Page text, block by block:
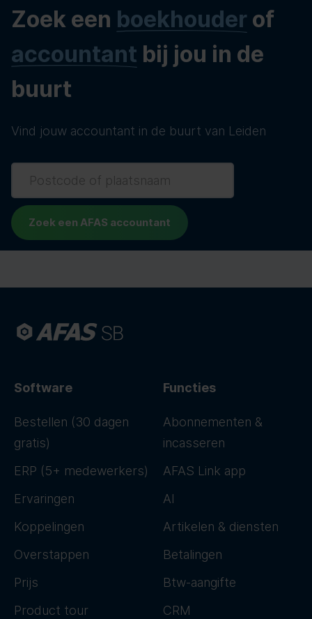
Zoek een boekhouder of
accountant bij jou in de
buurt
Vind jouw accountant in de buurt van Leiden
Software
Bestellen (30 dagen
gratis)
ERP (5+ medewerkers)
Ervaringen
Koppelingen
Overstappen
Prijs
Product tour
Functies
Abonnementen &
incasseren
AFAS Link app
AI
Artikelen & diensten
Betalingen
Btw-aangifte
CRM